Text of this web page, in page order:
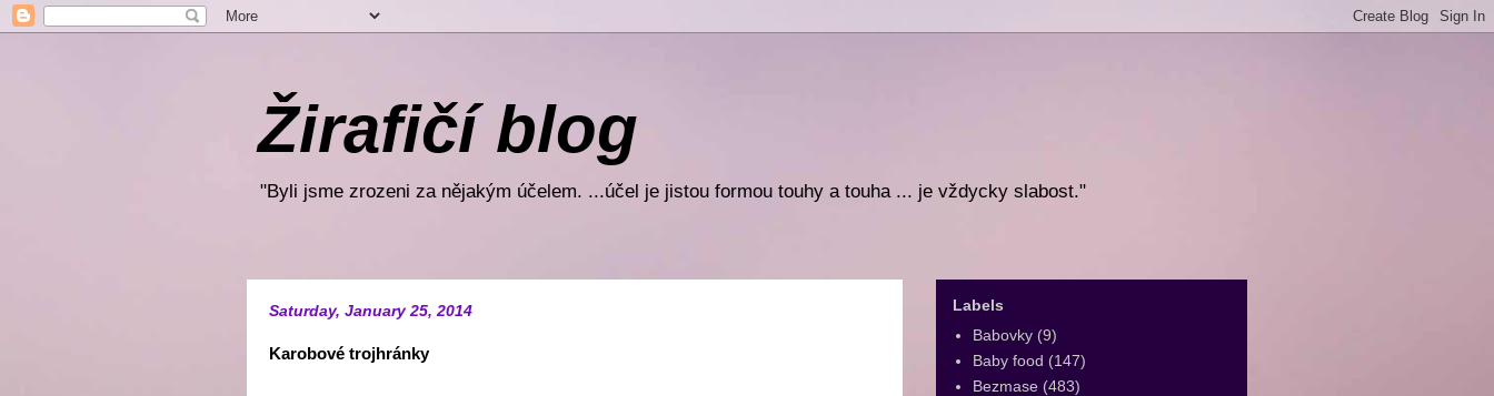
Žirafičí blog
"Byli jsme zrozeni za nějakým účelem. ...účel je jistou formou touhy a touha ... je vždycky slabost."
Saturday, January 25, 2014
Karobové trojhránky
Labels
Babovky (9)
Baby food (147)
Bezmase (483)